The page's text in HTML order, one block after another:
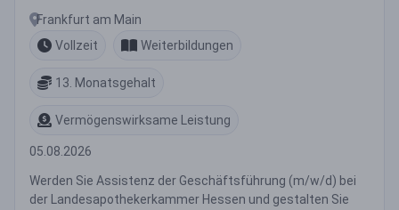
Frankfurt am Main
Vollzeit
Weiterbildungen
13. Monatsgehalt
Vermögenswirksame Leistung
05.08.2026
Werden Sie Assistenz der Geschäftsführung (m/w/d) bei
der Landesapothekerkammer Hessen und gestalten Sie